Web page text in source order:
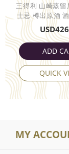
三得利 山崎蒸留
士忌 樽出原酒
USD
ADD
QUICK
MY